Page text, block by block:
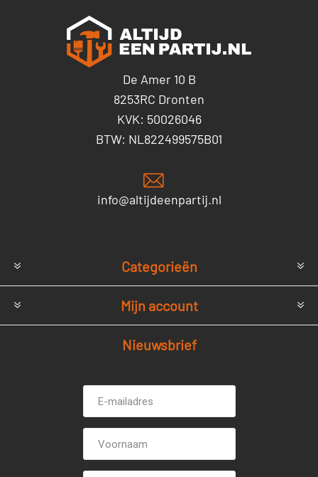
De Amer 10 B
8253RC Dronten
KVK: 50026046
BTW: NL822499575B01
info@altijdeenpartij.nl
Categorieën
Mijn account
Nieuwsbrief
mailadres *